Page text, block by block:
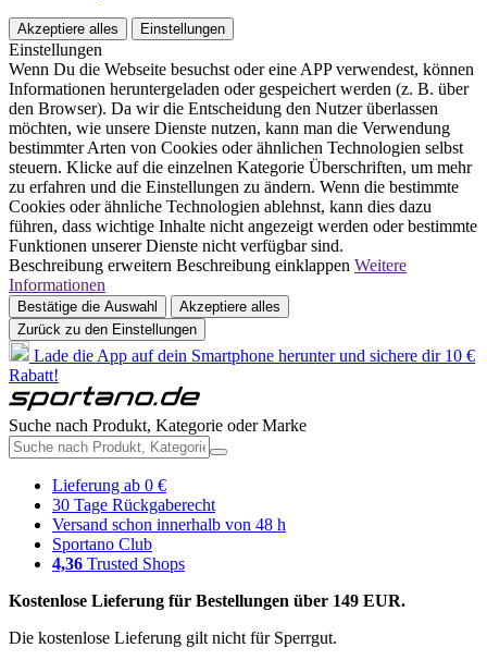
Akzeptiere alles Einstellungen
Einstellungen
Wenn Du die Webseite besuchst oder eine APP verwendest, können
Informationen heruntergeladen oder gespeichert werden (z. B. über
den Browser). Da wir die Entscheidung den Nutzer überlassen
möchten, wie unsere Dienste nutzen, kann man die Verwendung
bestimmter Arten von Cookies oder ähnlichen Technologien selbst
steuern. Klicke auf die einzelnen Kategorie Überschriften, um mehr
zu erfahren und die Einstellungen zu ändern. Wenn die bestimmte
Cookies oder ähnliche Technologien ablehnst, kann dies dazu
führen, dass wichtige Inhalte nicht angezeigt werden oder bestimmte
Funktionen unserer Dienste nicht verfügbar sind.
Beschreibung erweitern Beschreibung einklappen Weitere
Informationen
Bestätige die Auswahl
Akzeptiere alles
Zurück zu den Einstellungen
Lade die App auf dein Smartphone herunter und sichere dir 10 €
Rabatt!
Suche nach Produkt, Kategorie oder Marke
Lieferung ab 0 €
30 Tage Rückgaberecht
Versand schon innerhalb von 48 h
Sportano Club
4,36 Trusted Shops
Kostenlose Lieferung für Bestellungen über 149 EUR.
Die kostenlose Lieferung gilt nicht für Sperrgut.